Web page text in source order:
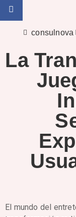
consulnova
La
El mundo del